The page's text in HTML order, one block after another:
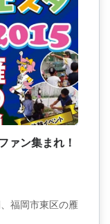
ァン集まれ！
福岡市東区の雁